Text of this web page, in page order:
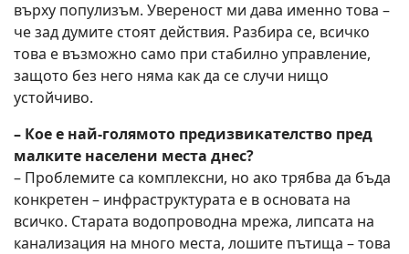
върху популизъм. Увереност ми дава именно това –
че зад думите стоят действия. Разбира се, всичко
това е възможно само при стабилно управление,
защото без него няма как да се случи нищо
устойчиво.
– Кое е най-голямото предизвикателство пред
малките населени места днес?
– Проблемите са комплексни, но ако трябва да бъда
конкретен – инфраструктурата е в основата на
всичко. Старата водопроводна мрежа, липсата на
канализация на много места, лошите пътища – това